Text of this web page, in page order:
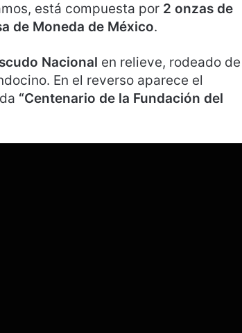
está compuesta por 2 onzas de
de Moneda de México.
Nacional en relieve, rodeado de
En el reverso aparece el
“Centenario de la Fundación del